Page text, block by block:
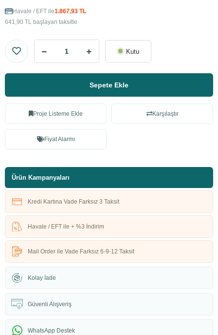
Havale / EFT ile1.867,93 TL
641,90 TL başlayan taksitle
Kutu
Sepete Ekle
Proje Listeme Ekle Karşılaştır
Fiyat Alarmı
Ürün Kampanyaları
Kredi Kartına Vade Farksız 3 Taksit
Havale / EFT ile + %3 İndirim
Mail Order ile Vade Farksız 6-9-12 Taksit
Kolay İade
Güvenli Alışveriş
WhatsApp Destek